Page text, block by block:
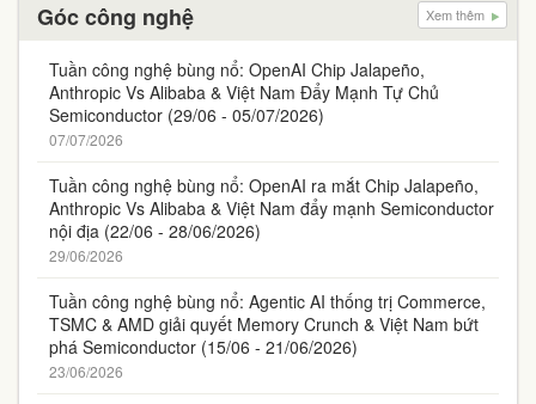
Góc công nghệ Xem thêm
Tuần công nghệ bùng nổ: OpenAI Chip Jalapeño,
Anthropic Vs Alibaba & Việt Nam Đẩy Mạnh Tự Chủ
Semiconductor (29/06 - 05/07/2026)
07/07/2026
Tuần công nghệ bùng nổ: OpenAI ra mắt Chip Jalapeño,
Anthropic Vs Alibaba & Việt Nam đẩy mạnh Semiconductor
nội địa (22/06 - 28/06/2026)
29/06/2026
Tuần công nghệ bùng nổ: Agentic AI thống trị Commerce,
TSMC & AMD giải quyết Memory Crunch & Việt Nam bứt
phá Semiconductor (15/06 - 21/06/2026)
23/06/2026